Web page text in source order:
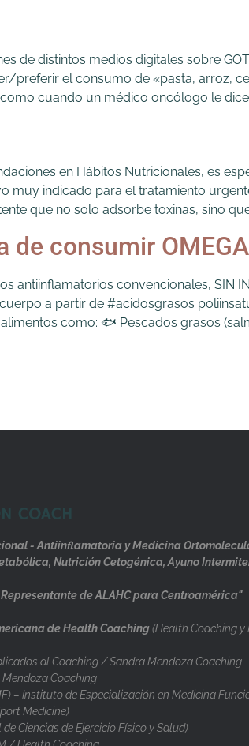
de distintos medios digitales sobre
preferir el consumo de «pasta, arroz,
cuando un médico oncólogo le
en Hábitos Nutricionales, es
muy indicado para el tratamiento
que no solo adsorbe toxinas, sino que
de consumir
antiinflamatorios convencionales, SIN
a partir de #acidosgrasos
como: 🐟 Pescados grasos
COACH
- Antiinflamatoria y Medicina
Nutrición Cetogénica, Ayuno
de ALAHC para Centroamérica"
de Health Coaching(Health Coaching y
al Coaching / Sandra Mendoza Coaching
Coaching
– Instituto de Especialización en Medicina
Medicine)
Ciencias de Ejercicio Físico y Salud)